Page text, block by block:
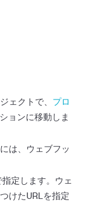
ェクトで、 プロ
ョンに移動しま
は、ウェブフッ
指定します。ウェ
けたURLを指定